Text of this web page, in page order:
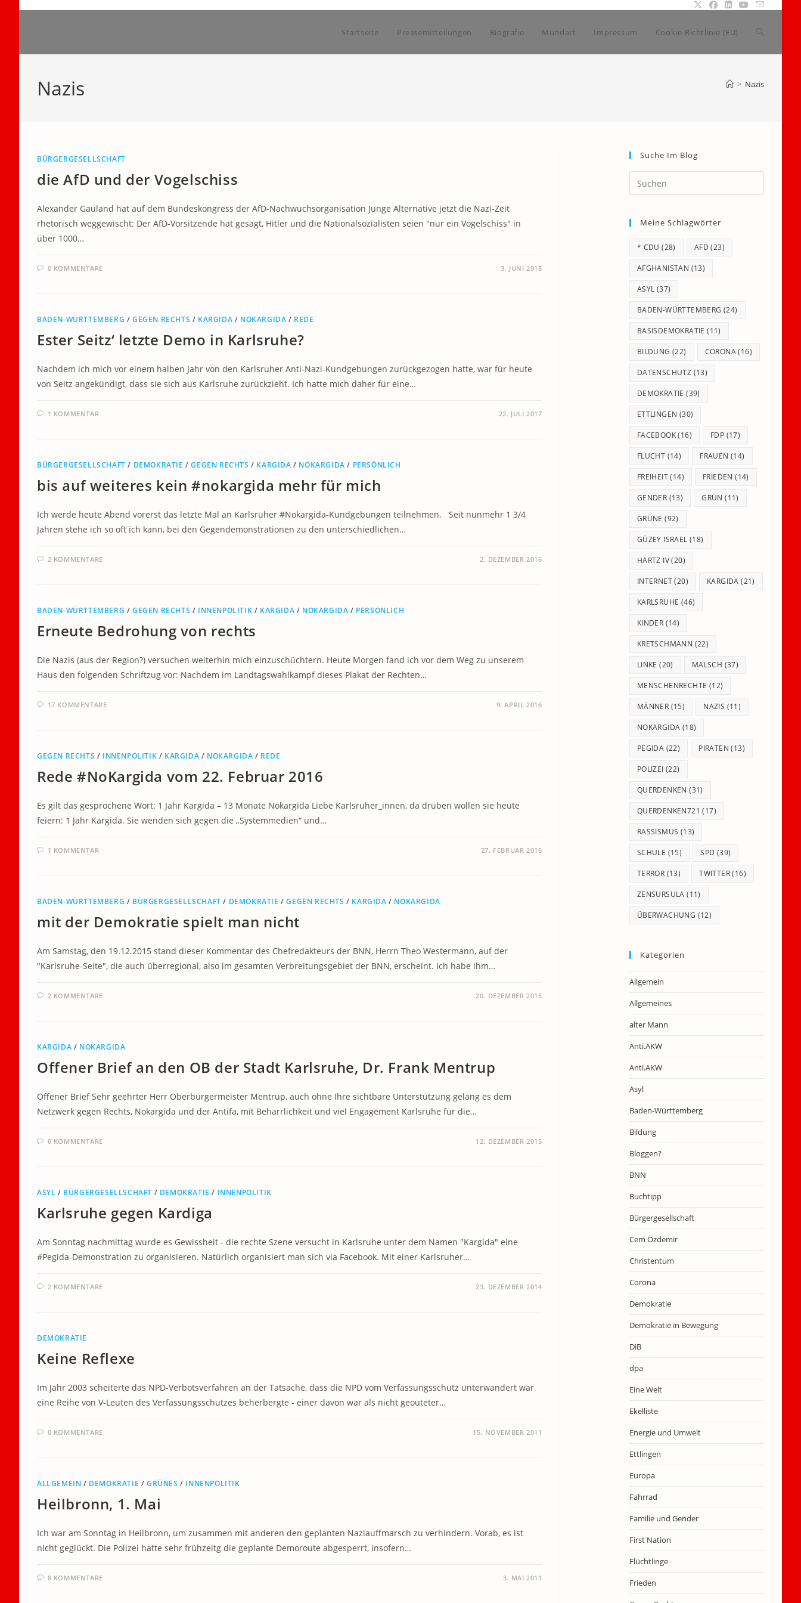
Startseite Pressemitteilungen Biografie Mundart Impressum Cookie-Richtlinie (EU) Website-
Nazis > Nazis
BÜRGERGESELLSCHAFT
die AfD und der Vogelschiss
Alexander Gauland hat auf dem Bundeskongress der AfD-Nachwuchsorganisation Junge Alternative jetzt die Nazi-Zeit
rhetorisch weggewischt: Der AfD-Vorsitzende hat gesagt, Hitler und die Nationalsozialisten seien "nur ein Vogelschiss" in
über 1000…
0 KOMMENTARE 3. JUNI 2018
BADEN-WÜRTTEMBERG /GEGEN RECHTS / KARGIDA / NOKARGIDA / REDE
Ester Seitz‘ letzte Demo in Karlsruhe?
Nachdem ich mich vor einem halben Jahr von den Karlsruher Anti-Nazi-Kundgebungen zurückgezogen hatte, war für heute
von Seitz angekündigt, dass sie sich aus Karlsruhe zurückzieht. Ich hatte mich daher für eine…
1 KOMMENTAR 22. JULI 2017
BÜRGERGESELLSCHAFT / DEMOKRATIE /GEGEN RECHTS / KARGIDA / NOKARGIDA / PERSÖNLICH
bis auf weiteres kein #nokargida mehr für mich
Ich werde heute Abend vorerst das letzte Mal an Karlsruher #Nokargida-Kundgebungen teilnehmen. Seit nunmehr 1 3/4
Jahren stehe ich so oft ich kann, bei den Gegendemonstrationen zu den unterschiedlichen…
2 KOMMENTARE 2. DEZEMBER 2016
BADEN-WÜRTTEMBERG /GEGEN RECHTS / INNENPOLITIK / KARGIDA / NOKARGIDA / PERSÖNLICH
Erneute Bedrohung von rechts
Die Nazis (aus der Region?) versuchen weiterhin mich einzuschüchtern. Heute Morgen fand ich vor dem Weg zu unserem
Haus den folgenden Schriftzug vor: Nachdem im Landtagswahlkampf dieses Plakat der Rechten…
17 KOMMENTARE 9. APRIL 2016
GEGEN RECHTS / INNENPOLITIK / KARGIDA / NOKARGIDA / REDE
Rede #NoKargida vom 22. Februar 2016
Es gilt das gesprochene Wort: 1 Jahr Kargida – 13 Monate Nokargida Liebe Karlsruher_innen, da drüben wollen sie heute
feiern: 1 Jahr Kargida. Sie wenden sich gegen die „Systemmedien“ und…
1 KOMMENTAR 27. FEBRUAR 2016
BADEN-WÜRTTEMBERG / BÜRGERGESELLSCHAFT / DEMOKRATIE /GEGEN RECHTS / KARGIDA / NOKARGIDA
mit der Demokratie spielt man nicht
Am Samstag, den 19.12.2015 stand dieser Kommentar des Chefredakteurs der BNN, Herrn Theo Westermann, auf der
"Karlsruhe-Seite", die auch überregional, also im gesamten Verbreitungsgebiet der BNN, erscheint. Ich habe ihm…
2 KOMMENTARE 20. DEZEMBER 2015
KARGIDA / NOKARGIDA
Offener Brief an den OB der Stadt Karlsruhe, Dr. Frank Mentrup
Offener Brief Sehr geehrter Herr Oberbürgermeister Mentrup, auch ohne Ihre sichtbare Unterstützung gelang es dem
Netzwerk gegen Rechts, Nokargida und der Antifa, mit Beharrlichkeit und viel Engagement Karlsruhe für die…
0 KOMMENTARE 12. DEZEMBER 2015
ASYL / BÜRGERGESELLSCHAFT / DEMOKRATIE / INNENPOLITIK
Karlsruhe gegen Kardiga
Am Sonntag nachmittag wurde es Gewissheit - die rechte Szene versucht in Karlsruhe unter dem Namen "Kargida" eine
#Pegida-Demonstration zu organisieren. Natürlich organisiert man sich via Facebook. Mit einer Karlsruher…
2 KOMMENTARE 23. DEZEMBER 2014
DEMOKRATIE
Keine Reflexe
Im Jahr 2003 scheiterte das NPD-Verbotsverfahren an der Tatsache, dass die NPD vom Verfassungsschutz unterwandert war
eine Reihe von V-Leuten des Verfassungsschutzes beherbergte - einer davon war als nicht geouteter…
0 KOMMENTARE 15. NOVEMBER 2011
ALLGEMEIN / DEMOKRATIE /GRÜNES / INNENPOLITIK
Heilbronn, 1. Mai
Ich war am Sonntag in Heilbronn, um zusammen mit anderen den geplanten Naziauffmarsch zu verhindern. Vorab, es ist
nicht geglückt. Die Polizei hatte sehr frühzeitg die geplante Demoroute abgesperrt, insofern…
8 KOMMENTARE 3. MAI 2011
Suche Im Blog
Escape
Meine Schlagwörter
* CDU (28) AFD (23)
AFGHANISTAN (13)
ASYL (37)
BADEN-WÜRTTEMBERG (24)
BASISDEMOKRATIE (11)
BILDUNG (22) CORONA(16)
DATENSCHUTZ (13)
DEMOKRATIE (39)
ETTLINGEN (30)
FACEBOOK(16) FDP (17)
FLUCHT (14) FRAUEN (14)
FREIHEIT(14) FRIEDEN (14)
GENDER (13) GRÜN (11)
GRÜNE (92)
GÜZEY ISRAEL (18)
HARTZ IV(20)
INTERNET(20) KARGIDA (21)
KARLSRUHE (46)
KINDER (14)
KRETSCHMANN (22)
LINKE (20) MALSCH (37)
MENSCHENRECHTE (12)
MÄNNER (15) NAZIS (11)
NOKARGIDA (18)
PEGIDA (22) PIRATEN (13)
POLIZEI (22)
QUERDENKEN (31)
QUERDENKEN721 (17)
RASSISMUS (13)
SCHULE (15) SPD (39)
TERROR (13) TWITTER(16)
ZENSURSULA (11)
ÜBERWACHUNG (12)
Kategorien
Allgemein
Allgemeines
alter Mann
Anti.AKW
Anti.AKW
Asyl
Baden-Württemberg
Bildung
Bloggen?
BNN
Buchtipp
Bürgergesellschaft
Cem Özdemir
Christentum
Corona
Demokratie
Demokratie in Bewegung
DiB
dpa
Eine Welt
Ekelliste
Energie und Umwelt
Ettlingen
Europa
Fahrrad
Familie und Gender
First Nation
Flüchtlinge
Frieden